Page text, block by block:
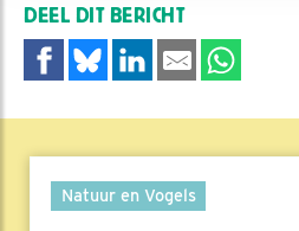
DEEL DIT BERICHT
Natuur en Vogels